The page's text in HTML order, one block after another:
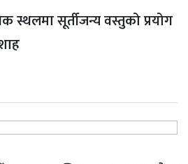
स्थलमा सूर्तीजन्य वस्तुको प्रयोग